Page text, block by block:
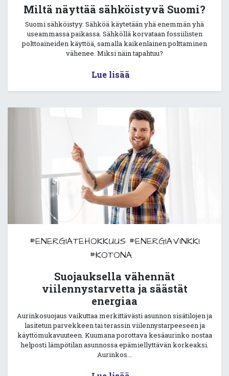
Miltä näyttää sähköistyvä Suomi?
Suomi sähköistyy. Sähköä käytetään yhä enemmän yhä
useammassa paikassa. Sähköllä korvataan fossiilisten
polttoaineiden käyttöä, samalla kaikenlainen polttaminen
vähenee. Miksi näin tapahtuu?
Lue lisää
#ENERGIATEHOKKUUS #ENERGIAVINKKI
#KOTONA
Suojauksella vähennät
viilennystarvetta ja säästät
energiaa
Aurinkosuojaus vaikuttaa merkittävästi asunnon sisätilojen ja
lasitetun parvekkeen tai terassin viilennystarpeeseen ja
käyttömukavuuteen. Kuumana porottava kesäaurinko nostaa
helposti lämpötilan asunnossa epämiellyttävän korkeaksi.
Aurinkos...